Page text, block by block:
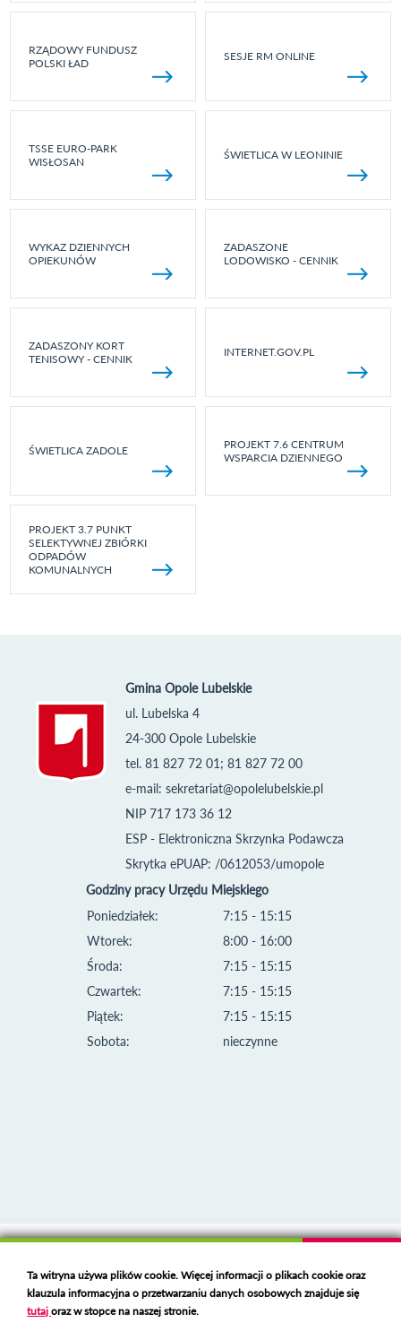
RZĄDOWY FUNDUSZ
POLSKI ŁAD
SESJE RM ONLINE
TSSE EURO-PARK
WISŁOSAN
ŚWIETLICA W LEONINIE
WYKAZ DZIENNYCH
OPIEKUNÓW
ZADASZONE
LODOWISKO - CENNIK
ZADASZONY KORT
TENISOWY - CENNIK
INTERNET.GOV.PL
ŚWIETLICA ZADOLE
PROJEKT 7.6 CENTRUM
WSPARCIA DZIENNEGO
PROJEKT 3.7 PUNKT
SELEKTYWNEJ ZBIÓRKI
ODPADÓW
KOMUNALNYCH
Gmina Opole Lubelskie
ul. Lubelska 4
24-300 Opole Lubelskie
tel. 81 827 72 01; 81 827 72 00
e-mail: sekretariat@opolelubelskie.pl
NIP 717 173 36 12
ESP - Elektroniczna Skrzynka Podawcza
Skrytka ePUAP: /0612053/umopole
Godziny pracy Urzędu Miejskiego
Poniedziałek:
Wtorek:
Środa:
Czwartek:
Piątek:
Sobota:
7:15 - 15:15
8:00 - 16:00
7:15 - 15:15
7:15 - 15:15
7:15 - 15:15
nieczynne
Deklaracja dostępności
Polski serwer RBLhttps://polspam.pl/
Ta witryna używa plików cookie. Więcej informacji o plikach cookie oraz
klauzula informacyjna o przetwarzaniu danych osobowych znajduje się
tutajoraz w stopce na naszej stronie.